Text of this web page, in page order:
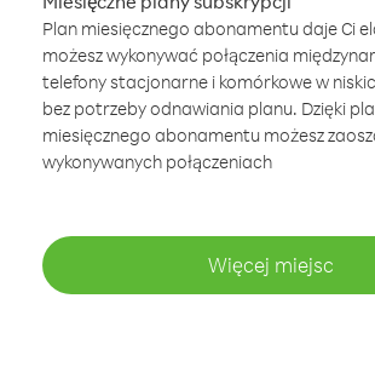
Plan miesięcznego abonamentu daje Ci
możesz wykonywać połączenia
telefony stacjonarne i komórkowe w
bez potrzeby odnawiania planu. Dzięki
miesięcznego abonamentu możesz
wykonywanych połączeniach
Więcej miejsc